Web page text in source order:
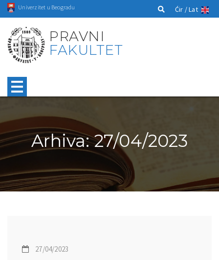
Univerzitet u Beogradu Ćir /Lat
PRAVNI
FAKULTET
Arhiva: 27/04/2023
27/04/2023